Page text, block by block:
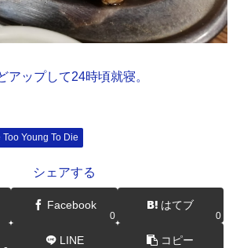
アップして24時頃就寝。
Young To Die
シェアする
Facebook
0
はてブ
0
LINE コピー